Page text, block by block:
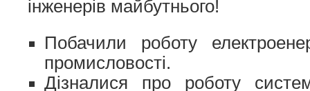
інженерів майбутнього!
Побачили роботу
промисловості.
Дізналися про роботу